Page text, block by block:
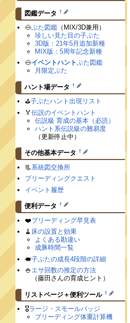
図鑑データ †
🐽ぶた図鑑 （MIX/3D兼用）
珍しい見た目の子ぶた
3D版：21年5月追加新種
MIX版：5周年記念新種
🐽イベントハントぶた図鑑
月限定ぶた
ハント場データ †
⛳️子ぶたハント出現リスト
🏅伝説のイベントハント
伝説級 育成の基本（必読）
ハント系伝説級の難易度
（更新停止中）
その他基本データ †
📃系統図交換所
ブリーディングクエスト
イベント履歴
便利データ †
❤️ブリーディング早見表
🧹 床の設置と効果
よくある勘違い
成豚時間一覧
🐖子ぶたの成長4段階の詳細
🍚 エサ回数の推定の方法
（藤田さんの育成ヒント）
リストページ＋便利ツール †
🎖ラージ・スモールバッジ
ブリーディング体重計算機